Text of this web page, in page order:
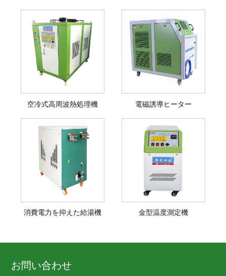
空冷式高周波熱処理機 電磁誘導ヒーター
消費電力を抑えた給湯機 金型温度測定機
お問い合わせ